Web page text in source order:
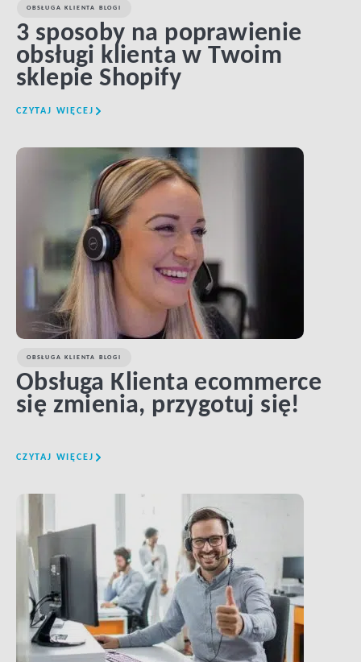
OBSŁUGA KLIENTA BLOGI
3 sposoby na poprawienie
obsługi klienta w Twoim
sklepie Shopify
CZYTAJ WIĘCEJ
OBSŁUGA KLIENTA BLOGI
Obsługa Klienta ecommerce
się zmienia, przygotuj się!
CZYTAJ WIĘCEJ
LINK BTN
LINK BTN